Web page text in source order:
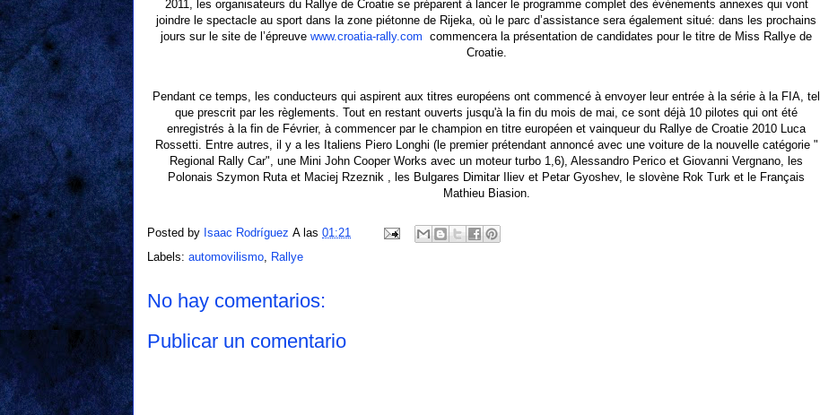
2011, les organisateurs du Rallye de Croatie se préparent à lancer le programme complet des événements annexes qui vont
joindre le spectacle au sport dans la zone piétonne de Rijeka, où le parc d’assistance sera également situé: dans les prochains
jours sur le site de l’épreuve www.croatia-rally.com commencera la présentation de candidates pour le titre de Miss Rallye de
Croatie.
Pendant ce temps, les conducteurs qui aspirent aux titres européens ont commencé à envoyer leur entrée à la série à la FIA, tel
que prescrit par les règlements. Tout en restant ouverts jusqu'à la fin du mois de mai, ce sont déjà 10 pilotes qui ont été
enregistrés à la fin de Février, à commencer par le champion en titre européen et vainqueur du Rallye de Croatie 2010 Luca
Rossetti. Entre autres, il y a les Italiens Piero Longhi (le premier prétendant annoncé avec une voiture de la nouvelle catégorie "
Regional Rally Car", une Mini John Cooper Works avec un moteur turbo 1,6), Alessandro Perico et Giovanni Vergnano, les
Polonais Szymon Ruta et Maciej Rzeznik , les Bulgares Dimitar Iliev et Petar Gyoshev, le slovène Rok Turk et le Français
Mathieu Biasion.
Posted by Isaac Rodríguez A las 01:21
Labels: automovilismo Rallye
No hay comentarios:
Publicar un comentario